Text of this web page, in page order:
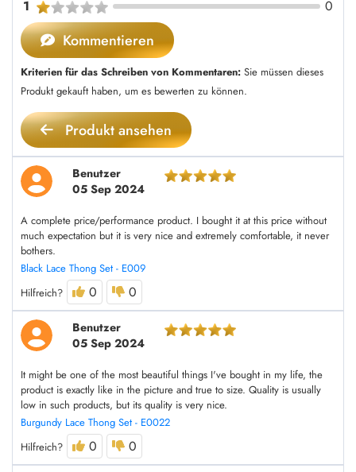
1
0
Kommentieren
Kriterien für das Schreiben von Kommentaren: Sie müssen dieses
Produkt gekauft haben, um es bewerten zu können.
Produkt ansehen
Benutzer
05 Sep 2024
A complete price/performance product. I bought it at this price without
much expectation but it is very nice and extremely comfortable, it never
bothers.
Black Lace Thong Set - E009
Hilfreich?
0 0
Benutzer
05 Sep 2024
It might be one of the most beautiful things I've bought in my life, the
product is exactly like in the picture and true to size. Quality is usually
low in such products, but its quality is very nice.
Burgundy Lace Thong Set - E0022
Hilfreich?
0 0